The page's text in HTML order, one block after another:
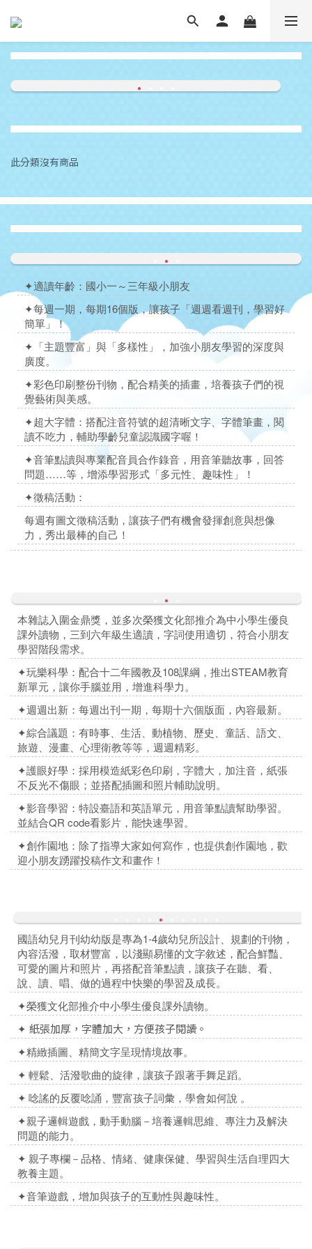
此分類沒有商品
✦適讀年齡：國小一～三年級小朋友
✦每週一期，每期16個版，讓孩子「週週看週刊，學習好
簡單」！
✦ 「主題豐富」與「多樣性」，加強小朋友學習的深度與
廣度。
✦彩色印刷整份刊物，配合精美的插畫，培養孩子們的視
覺藝術與美感。
✦超大字體： 搭配注音符號的超清晰文字、字體筆畫，閱
讀不吃力，輔助學齡兒童認識國字喔！
✦音筆點讀與專業配音員合作錄音，用音筆聽故事，回答
問題……等，增添學習形式「多元性、趣味性」！
✦徵稿活動：
每週有圖文徵稿活動，讓孩子們有機會發揮創意與想像
力，秀出最棒的自己！
本雜誌入圍金鼎獎，並多次榮獲文化部推介為中小學生優良
課外讀物，三到六年級生適讀，字詞使用適切，符合小朋友
學習階段需求。
✦玩樂科學：配合十二年國教及108課綱，推出STEAM教育
新單元，讓你手腦並用，增進科學力。
✦週週出新：每週出刊一期，每期十六個版面，內容最新。
✦綜合議題：有時事、生活、動植物、歷史、童話、語文、
旅遊、漫畫、心理衛教等等，週週精彩。
✦護眼好學：採用模造紙彩色印刷，字體大，加注音，紙張
不反光不傷眼；並搭配插圖和照片輔助說明。
✦影音學習：特設臺語和英語單元，用音筆點讀幫助學習。
並結合QR code看影片，能快速學習。
✦創作園地：除了指導大家如何寫作，也提供創作園地，歡
迎小朋友踴躍投稿作文和畫作！
國語幼兒月刊幼幼版是專為1-4歲幼兒所設計、規劃的刊物，
內容活潑，取材豐富，以淺顯易懂的文字敘述，配合鮮豔、
可愛的圖片和照片，再搭配音筆點讀，讓孩子在聽、看、
說、讀、唱、做的過程中快樂的學習及成長。
✦榮獲文化部推介中小學生優良課外讀物。
✦ 紙張加厚，字體加大，方便孩子閱讀。
✦精緻插圖、精簡文字呈現情境故事。
✦ 輕鬆、活潑歌曲的旋律，讓孩子跟著手舞足蹈。
✦ 唸謠的反覆唸誦，豐富孩子詞彙，學會如何說 。
✦親子邏輯遊戲，動手動腦－培養邏輯思維、專注力及解決
問題的能力。
✦ 親子專欄－品格、情緒、健康保健、學習與生活自理四大
教養主題。
✦音筆遊戲，增加與孩子的互動性與趣味性。